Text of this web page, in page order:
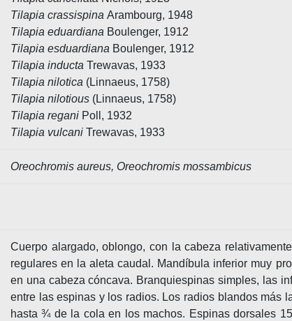
Tilapia crassispina Arambourg, 1948
Tilapia eduardiana Boulenger, 1912
Tilapia esduardiana Boulenger, 1912
Tilapia inducta Trewavas, 1933
Tilapia nilotica (Linnaeus, 1758)
Tilapia nilotious (Linnaeus, 1758)
Tilapia regani Poll, 1932
Tilapia vulcani Trewavas, 1933
Oreochromis aureus, Oreochromis mossambicus
Cuerpo alargado, oblongo, con la cabeza
regulares en la aleta caudal. Mandíbula inferior muy
en una cabeza cóncava. Branquiespinas simples, las
entre las espinas y los radios. Los radios blandos más
hasta ¾ de la cola en los machos. Espinas dorsales